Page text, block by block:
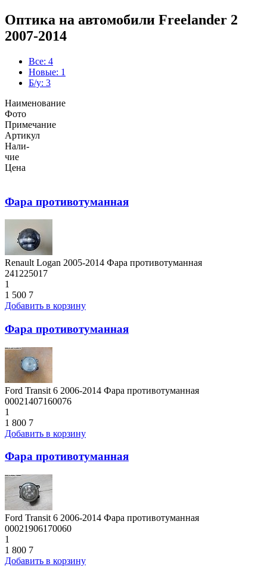
Оптика на автомобили Freelander 2
2007-2014
Все: 4
Новые: 1
Б/у: 3
Наименование
Фото
Примечание
Артикул
Нали-
чие
Цена
Фара противотуманная
Renault Logan 2005-2014 Фара противотуманная
241225017
1
1 500 7
Добавить в корзину
Фара противотуманная
Ford Transit 6 2006-2014 Фара противотуманная
00021407160076
1
1 800 7
Добавить в корзину
Фара противотуманная
Ford Transit 6 2006-2014 Фара противотуманная
00021906170060
1
1 800 7
Добавить в корзину